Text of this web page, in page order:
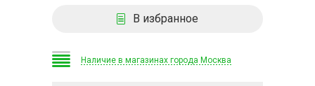
В избранное
Наличие в магазинах города Москва